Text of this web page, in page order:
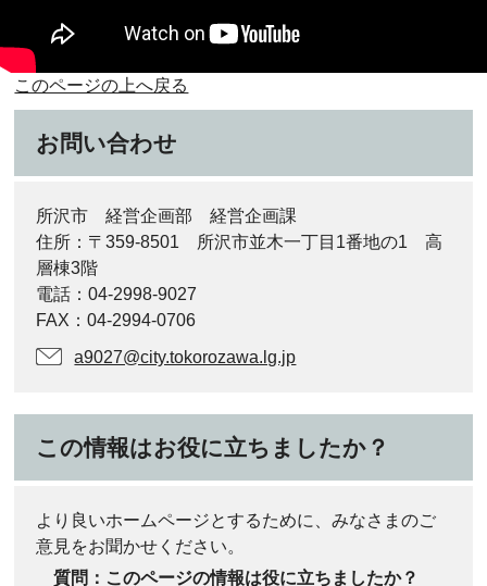
このページの上へ戻る
お問い合わせ
所沢市 経営企画部 経営企画課
住所：〒359-8501 所沢市並木一丁目1番地の1 高
層棟3階
電話：04-2998-9027
FAX：04-2994-0706
a9027@city.tokorozawa.lg.jp
この情報はお役に立ちましたか？
より良いホームページとするために、みなさまのご
意見をお聞かせください。
質問：このページの情報は役に立ちましたか？